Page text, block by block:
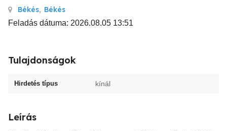
Békés, Békés
Feladás dátuma: 2026.08.05 13:51
Tulajdonságok
Hirdetés típus kínál
Leírás